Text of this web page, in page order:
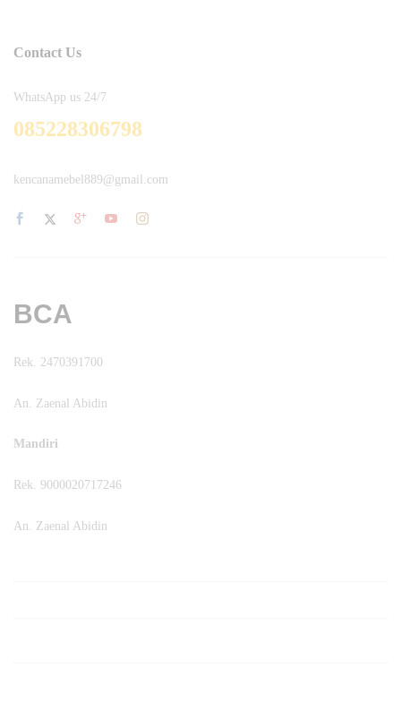
Contact Us
WhatsApp us 24/7
085228306798
kencanamebel889@gmail.com
BCA
Rek. 2470391700
An. Zaenal Abidin
Mandiri
Rek. 9000020717246
An. Zaenal Abidin